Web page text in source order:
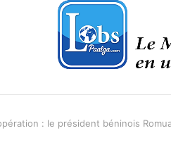
: le président béninois